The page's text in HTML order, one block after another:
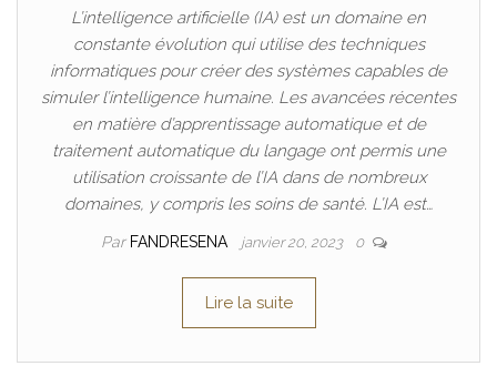
L’intelligence artificielle (IA) est un domaine en
constante évolution qui utilise des techniques
informatiques pour créer des systèmes capables de
simuler l’intelligence humaine. Les avancées récentes
en matière d’apprentissage automatique et de
traitement automatique du langage ont permis une
utilisation croissante de l’IA dans de nombreux
domaines, y compris les soins de santé. L’IA est…
Par FANDRESENA janvier 20, 2023 0
Lire la suite